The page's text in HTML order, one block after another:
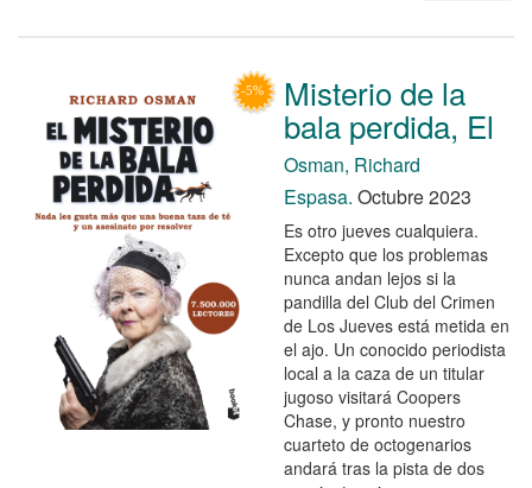
Misterio de la
bala perdida, El
Osman, Richard
Espasa. Octubre 2023
Es otro jueves cualquiera.
Excepto que los problemas
nunca andan lejos si la
pandilla del Club del Crimen
de Los Jueves está metida en
el ajo. Un conocido periodista
local a la caza de un titular
jugoso visitará Coopers
Chase, y pronto nuestro
cuarteto de octogenarios
andará tras la pista de dos